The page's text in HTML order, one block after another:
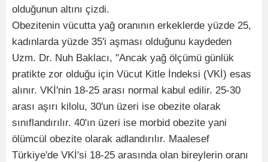
olduğunun altını çizdi.
Obezitenin vücutta yağ oranının erkeklerde yüzde 25,
kadınlarda yüzde 35'i aşması olduğunu kaydeden
Uzm. Dr. Nuh Baklacı, "Ancak yağ ölçümü günlük
pratikte zor olduğu için Vücut Kitle İndeksi (VKİ) esas
alınır. VKİ'nin 18-25 arası normal kabul edilir. 25-30
arası aşırı kilolu, 30'un üzeri ise obezite olarak
sınıflandırılır. 40'ın üzeri ise morbid obezite yani
ölümcül obezite olarak adlandırılır. Maalesef
Türkiye'de VKİ'si 18-25 arasında olan bireylerin oranı